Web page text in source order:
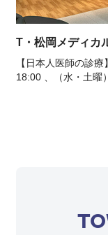
T・松岡メディカ
【日本人医師の診
18:00 、（水・土曜